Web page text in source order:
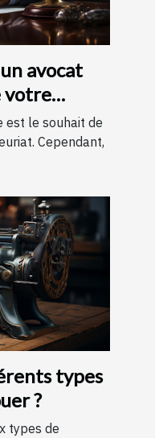
avocat
votre
est le souhait de
Cependant,
types
?
types de